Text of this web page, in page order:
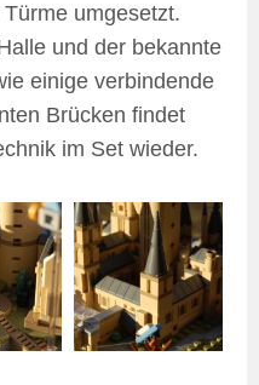
umgesetzt.
und der bekannte
einige verbindende
Brücken findet
im Set wieder.